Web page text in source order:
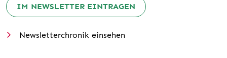
IM NEWSLETTER EINTRAGEN
Newsletterchronik einsehen